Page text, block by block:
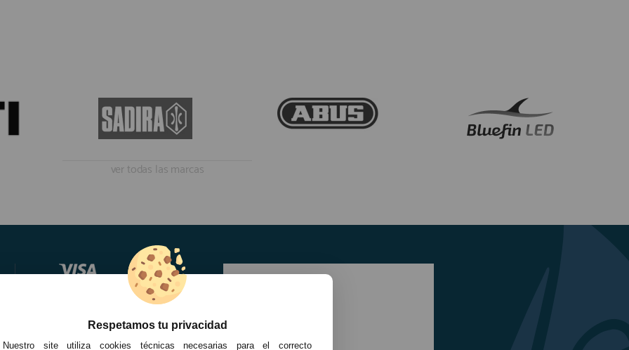
ver todas las marcas
Respetamos tu privacidad
Nuestro site utiliza cookies técnicas necesarias para el correcto